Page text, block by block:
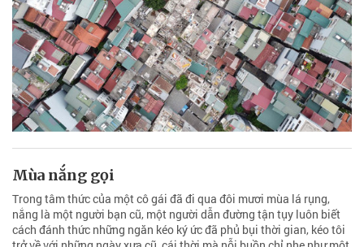
Mùa nắng gọi
Trong tâm thức của một cô gái đã đi qua đôi mươi mùa lá rụng,
nắng là một người bạn cũ, một người dẫn đường tận tụy luôn biết
cách đánh thức những ngăn kéo ký ức đã phủ bụi thời gian, kéo tôi